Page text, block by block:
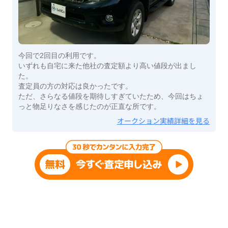
今回で2回目の利用です。
いずれも自宅に来た他社の査定額より高い値段が出まし
た。
査定員の方の対応は良かったです。
ただ、さらなる値段を期待しすぎていたため、今回はちょ
っと物足りなさを感じたのが正直な所です。
オークション実績詳細を見る